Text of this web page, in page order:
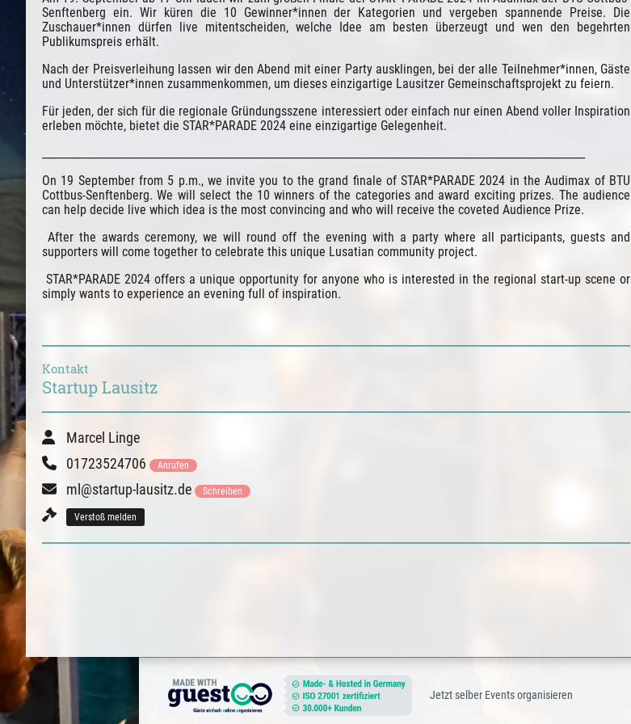
Senftenberg ein. Wir küren die 10 Gewinner*innen der Kategorien und vergeben spannende Preise. Die
Zuschauer*innen dürfen live mitentscheiden, welche Idee am besten überzeugt und wen den begehrten
Publikumspreis erhält.
Nach der Preisverleihung lassen wir den Abend mit einer Party ausklingen, bei der alle Teilnehmer*innen, Gäste
und Unterstützer*innen zusammenkommen, um dieses einzigartige Lausitzer Gemeinschaftsprojekt zu feiern.
Für jeden, der sich für die regionale Gründungsszene interessiert oder einfach nur einen Abend voller Inspiration
erleben möchte, bietet die STAR*PARADE 2024 eine einzigartige Gelegenheit.
On 19 September from 5 p.m., we invite you to the grand finale of STAR*PARADE 2024 in the Audimax of BTU
Cottbus-Senftenberg. We will select the 10 winners of the categories and award exciting prizes. The audience
can help decide live which idea is the most convincing and who will receive the coveted Audience Prize.
After the awards ceremony, we will round off the evening with a party where all participants, guests and
supporters will come together to celebrate this unique Lusatian community project.
STAR*PARADE 2024 offers a unique opportunity for anyone who is interested in the regional start-up scene or
simply wants to experience an evening full of inspiration.
Kontakt
Startup Lausitz
Marcel Linge
01723524706
Anrufen
ml@startup-lausitz.de Schreiben
Verstoß melden
Jetzt selber Events organisieren